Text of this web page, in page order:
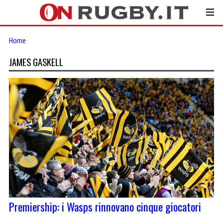
Home
JAMES GASKELL
Premiership: i Wasps rinnovano cinque giocatori